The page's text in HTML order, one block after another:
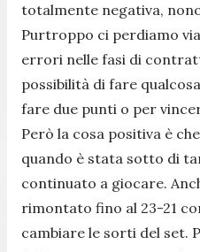
totalmente negativa,
Purtroppo ci perdiamo
errori nelle fasi di
possibilità di fare
fare due punti o per
Però la cosa positiva è
quando è stata sotto di
continuato a giocare.
rimontato fino al 23-21
cambiare le sorti del set.